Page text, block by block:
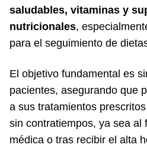
saludables, vitaminas y
nutricionales,
para el seguimiento de
El objetivo fundamental es
pacientes, asegurando que
a sus tratamientos
sin contratiempos, ya sea al
médica o tras recibir el alta